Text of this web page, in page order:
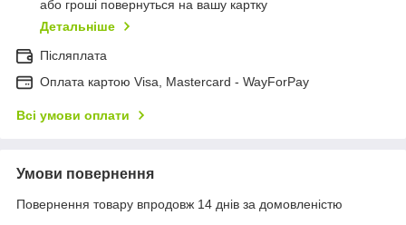
або гроші повернуться на вашу картку
Детальніше
Післяплата
Оплата картою Visa, Mastercard - WayForPay
Всі умови оплати
Умови повернення
Повернення товару впродовж 14 днів за домовленістю